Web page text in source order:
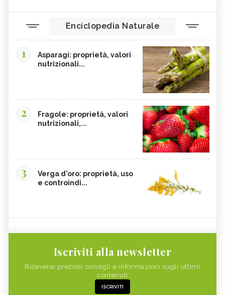
Enciclopedia Naturale
1
Asparagi: proprietà, valori
nutrizionali...
2
Fragole: proprietà, valori
nutrizionali,...
3
Verga d'oro: proprietà, uso
e controindi...
Iscriviti alla newsletter
Riceverai preziosi consigli e informazioni sugli ultimi
contenuti
ISCRIVITI